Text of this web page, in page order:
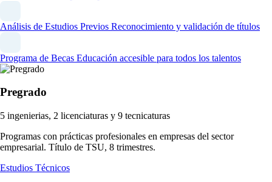
Análisis de Estudios Previos Reconocimiento y validación de títulos
Programa de Becas Educación accesible para todos los talentos
Pregrado
5 ingenierias, 2 licenciaturas y 9 tecnicaturas
Programas con prácticas profesionales en empresas del sector
empresarial. Título de TSU, 8 trimestres.
Estudios Técnicos